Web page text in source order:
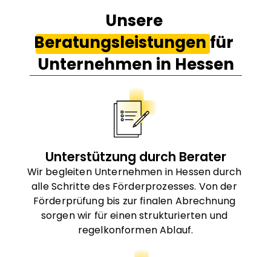
Unsere
Beratungsleistungen für
Unternehmen in Hessen
Unterstützung durch Berater
Wir begleiten Unternehmen in Hessen durch
alle Schritte des Förderprozesses. Von der
Förderprüfung bis zur finalen Abrechnung
sorgen wir für einen strukturierten und
regelkonformen Ablauf.